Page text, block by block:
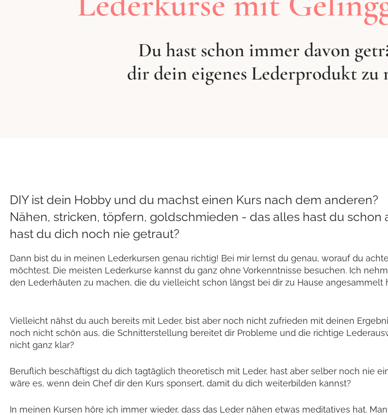
Du hast schon immer davon
dir dein eigenes Lederprodukt zu
DIY ist dein Hobby und du machst einen Kurs nach dem anderen?
Nähen, stricken, töpfern, goldschmieden - das alles hast du schon
hast du dich noch nie getraut?
Dann bist du in meinen Lederkursen genau richtig! Bei mir lernst du genau, worauf du
möchtest. Die meisten Lederkurse kannst du ganz ohne Vorkenntnisse besuchen. Ich
den Lederhäuten zu machen, die du vielleicht schon längst bei dir zu Hause angesammelt
Vielleicht nähst du auch bereits mit Leder, bist aber noch nicht zufrieden mit deinen
noch nicht schön aus, die Schnitterstellung bereitet dir Probleme und die richtige
nicht ganz klar?
Beruflich beschäftigst du dich tagtäglich theoretisch mit Leder, hast aber selber noch nie
wäre es, wenn dein Chef dir den Kurs sponsert, damit du dich weiterbilden kannst?
In meinen Kursen höre ich immer wieder, dass das Leder nähen etwas meditatives hat.